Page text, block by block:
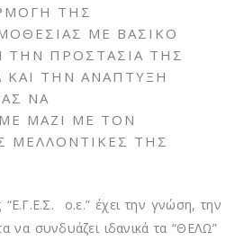
ΤΗΣ
ΜΕ ΒΑΣΙΚΟ
ΠΡΟΣΤΑΣΙΑ ΤΗΣ
ΚΑΙ ΤΗΝ ΑΝΑΠΤΥΞΗ
ΝΑ
ΜΑΖΊ ΜΕ ΤΟΝ
ΜΕΛΛΟΝΤΙΚΈΣ ΤΗΣ
ο.ε.” έχει την γνώση, την
να συνδυάζει ιδανικά τα “ΘΕΛΩ”